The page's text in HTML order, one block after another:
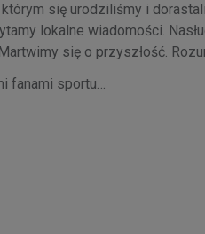
się urodziliśmy i
lokalne wiadomości.
się o przyszłość.
fanami sportu…